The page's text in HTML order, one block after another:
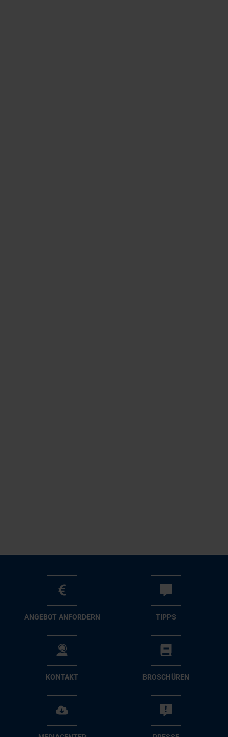
AN­GE­BOT AN­FOR­DERN TIPPS
KON­TAKT BRO­SCHÜ­REN